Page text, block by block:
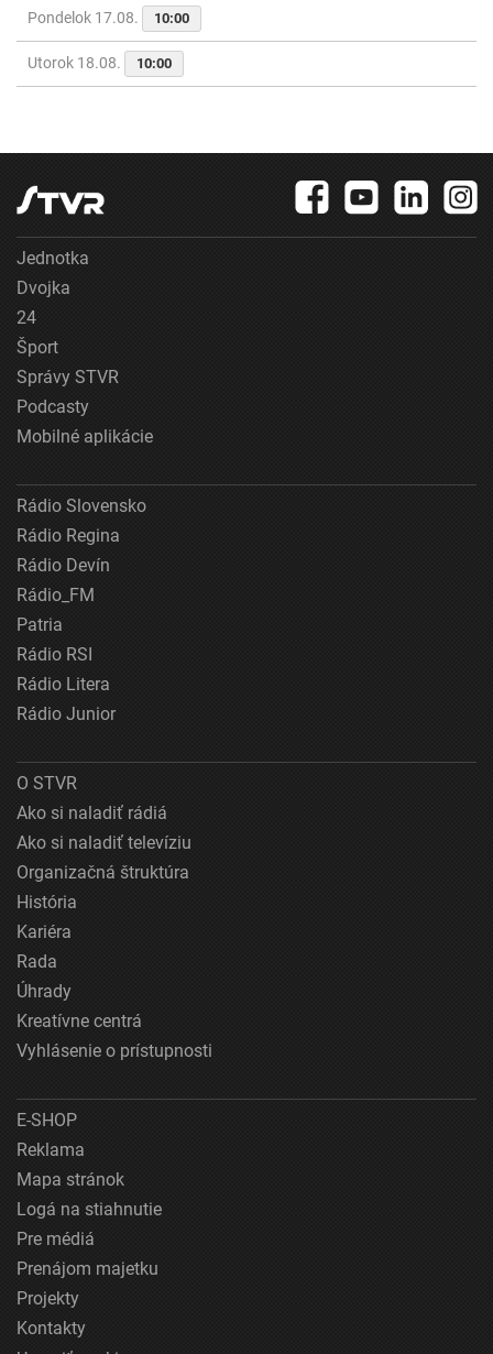
Pondelok 17.08. 10:00
Utorok 18.08. 10:00
Jednotka
Dvojka
24
Šport
Správy STVR
Podcasty
Mobilné aplikácie
Rádio Slovensko
Rádio Regina
Rádio Devín
Rádio_FM
Patria
Rádio RSI
Rádio Litera
Rádio Junior
O STVR
Ako si naladiť rádiá
Ako si naladiť televíziu
Organizačná štruktúra
História
Kariéra
Rada
Úhrady
Kreatívne centrá
Vyhlásenie o prístupnosti
E-SHOP
Reklama
Mapa stránok
Logá na stiahnutie
Pre médiá
Prenájom majetku
Projekty
Kontakty